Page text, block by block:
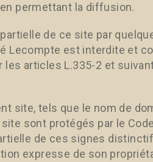
permettant la diffusion.
de ce site par
Lecompte est interdite et
articles L.335-2 et
site, tels que le nom de
sont protégés par le
de ces signes
expresse de son